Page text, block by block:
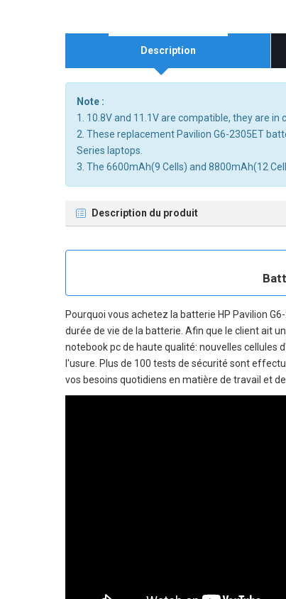
Description
Note :
1. 10.8V and 11.1V are compatible, they are in
2. These replacement Pavilion G6-2305ET
Series laptops.
3. The 6600mAh(9 Cells) and 8800mAh(12
Description du produit
Pourquoi vous achetez la batterie HP Pavilion
durée de vie de la batterie. Afin que le client ait
notebook pcde haute qualité: nouvelles cellules
l'usure. Plus de 100 tests de sécurité sont
vos besoins quotidiens en matière de travail et